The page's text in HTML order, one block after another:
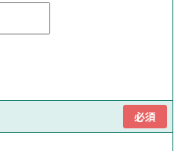
必須